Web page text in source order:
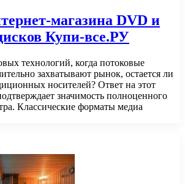
магазина DVD и
Купи-все.РУ
технологий, когда потоковые
захватывают рынок, остается ли
носителей? Ответ на этот
значимость полноценного
Классические форматы медиа